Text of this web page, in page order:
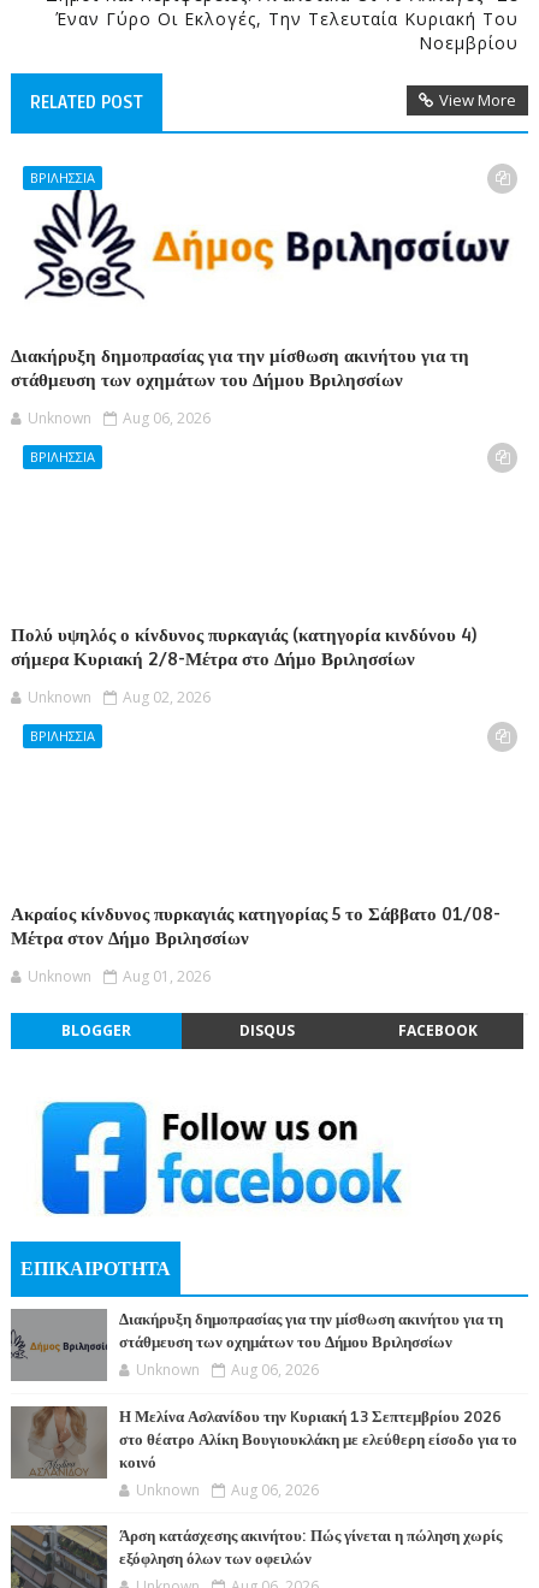
Έναν Γύρο Οι Εκλογές, Την Τελευταία Κυριακή Του
Νοεμβρίου
RELATED POST View More
ΒΡΙΛΗΣΣΙΑ
Διακήρυξη δημοπρασίας για την μίσθωση ακινήτου για τη
στάθμευση των οχημάτων του Δήμου Βριλησσίων
Unknown Aug 06, 2026
ΒΡΙΛΗΣΣΙΑ
Πολύ υψηλός ο κίνδυνος πυρκαγιάς (κατηγορία κινδύνου 4)
σήμερα Κυριακή 2/8-Μέτρα στο Δήμο Βριλησσίων
Unknown Aug 02, 2026
ΒΡΙΛΗΣΣΙΑ
Ακραίος κίνδυνος πυρκαγιάς κατηγορίας 5 το Σάββατο 01/08-
Μέτρα στον Δήμο Βριλησσίων
Unknown Aug 01, 2026
BLOGGER DISQUS FACEBOOK
ΕΠΙΚΑΙΡΟΤΗΤΑ
Διακήρυξη δημοπρασίας για την μίσθωση ακινήτου για τη
στάθμευση των οχημάτων του Δήμου Βριλησσίων
Unknown Aug 06, 2026
Η Μελίνα Ασλανίδου την Kυριακή 13 Σεπτεμβρίου 2026
στο θέατρο Αλίκη Βουγιουκλάκη με ελεύθερη είσοδο για το
κοινό
Unknown Aug 06, 2026
Άρση κατάσχεσης ακινήτου: Πώς γίνεται η πώληση χωρίς
εξόφληση όλων των οφειλών